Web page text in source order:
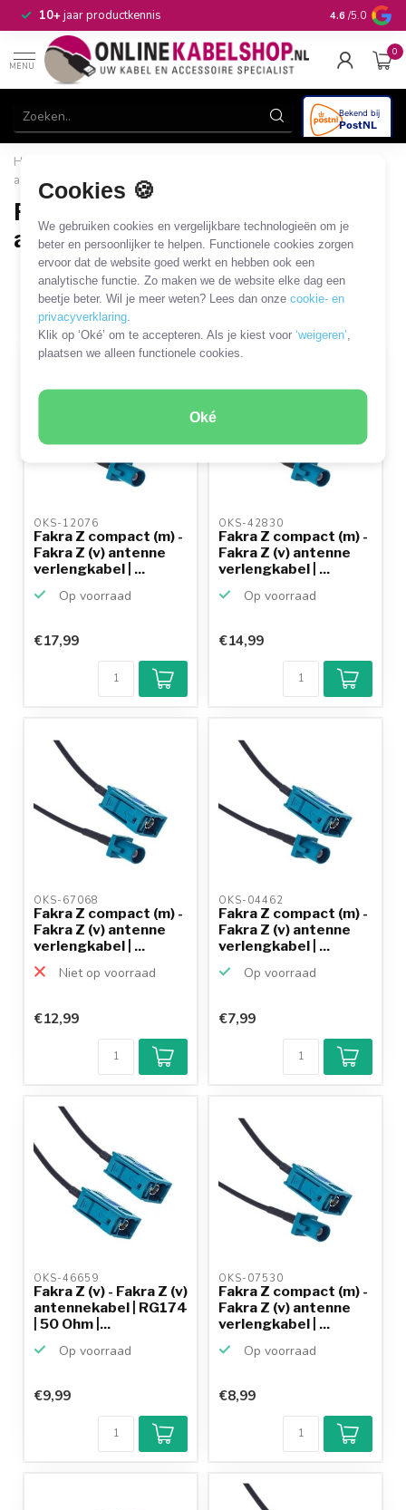
Cookies 🍪
We gebruiken cookies en vergelijkbare technologieën om je
beter en persoonlijker te helpen. Functionele cookies zorgen
ervoor dat de website goed werkt en hebben ook een
analytische functie. Zo maken we de website elke dag een
beetje beter. Wil je meer weten? Lees dan onzecookie- en
privacyverklaring
Klik op ‘Oké’ om te accepteren. Als je kiest voor‘weigeren’
plaatsen we alleen functionele cookies.
Oké
10+jaar productkennis 4.6 /5.0
MENU
0
Home
antenne
Fakra - Fakra antenne kabels en adapters
Fakra - Fakra antenne kabels en
adapters
42 PRODUCTEN
Filters
OKS-12076
Fakra Z compact (m) -
Fakra Z (v) antenne
verlengkabel | ...
Op voorraad
€17,99
OKS-42830
Fakra Z compact (m) -
Fakra Z (v) antenne
verlengkabel | ...
Op voorraad
€14,99
OKS-67068
Fakra Z compact (m) -
Fakra Z (v) antenne
verlengkabel | ...
Niet op voorraad
€12,99
OKS-04462
Fakra Z compact (m) -
Fakra Z (v) antenne
verlengkabel | ...
Op voorraad
€7,99
OKS-46659
Fakra Z (v) - Fakra Z (v)
antennekabel | RG174
| 50 Ohm |...
Op voorraad
€9,99
OKS-07530
Fakra Z compact (m) -
Fakra Z (v) antenne
verlengkabel | ...
Op voorraad
€8,99